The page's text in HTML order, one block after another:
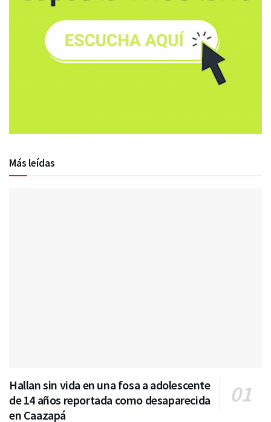
Más leídas
Hallan sin vida en una fosa a adolescente
de 14 años reportada como desaparecida
en Caazapá